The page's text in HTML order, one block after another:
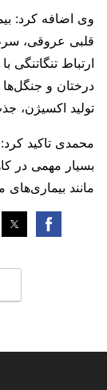
وی اضافه کرد:
قلبی عروقی،
ارتباط
درختان و
تولید اکسیژن،
محمدی تاکید
بسیار مهمی در
مانند